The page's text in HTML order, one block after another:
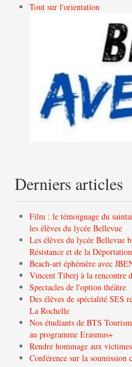
Tout sur l'orientation
Derniers articles
Film : le témoignage du
les élèves du lycée Bellevue
Les élèves du lycée Bellevue
Résistance et de la Déportation
Beach-art éphémère avec
Vincent Tiberj à la rencontre
Spectacles de l'option théâtre
Des élèves de spécialité SES
La Rochelle
Nos étudiants de BTS
au programme Erasmus+
Rendre hommage aux
Conférence sur la soumission